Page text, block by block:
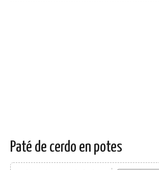
Paté de cerdo en potes